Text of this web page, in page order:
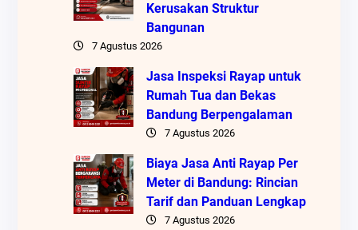
Kerusakan Struktur
Bangunan
7 Agustus 2026
Jasa Inspeksi Rayap untuk
Rumah Tua dan Bekas
Bandung Berpengalaman
7 Agustus 2026
Biaya Jasa Anti Rayap Per
Meter di Bandung: Rincian
Tarif dan Panduan Lengkap
7 Agustus 2026